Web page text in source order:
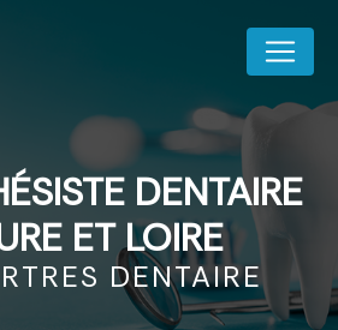
DENTAIRE
ET LOIRE
DENTAIRE